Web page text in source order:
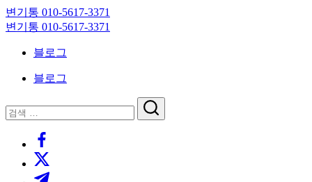
Skip
to
content
변기통 010-5617-3371
변
대
변기통 010-5617-3371
크
블로그
블로그
닫
기
검
검
https://www.facebook.com/
https://twitter.com/
https://t.me/